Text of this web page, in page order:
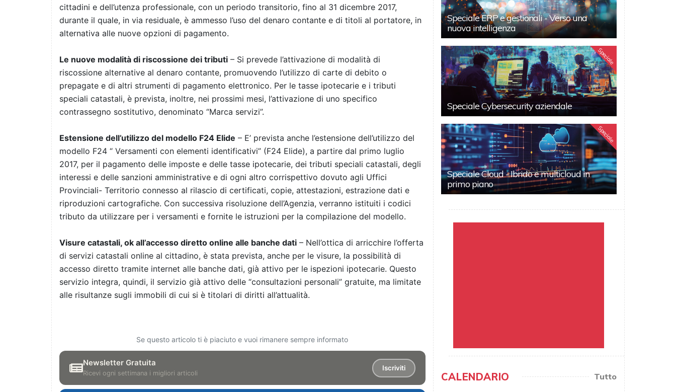
cittadini e dell’utenza professionale, con un periodo transitorio, fino al 31 dicembre 2017,
durante il quale, in via residuale, è ammesso l’uso del denaro contante e di titoli al portatore, in
alternativa alle nuove opzioni di pagamento.
Le nuove modalità di riscossione dei tributi – Si prevede l’attivazione di modalità di
riscossione alternative al denaro contante, promuovendo l’utilizzo di carte di debito o
prepagate e di altri strumenti di pagamento elettronico. Per le tasse ipotecarie e i tributi
speciali catastali, è prevista, inoltre, nei prossimi mesi, l’attivazione di uno specifico
contrassegno sostitutivo, denominato “Marca servizi”.
Estensione dell’utilizzo del modello F24 Elide – E’ prevista anche l’estensione dell’utilizzo del
modello F24 “ Versamenti con elementi identificativi” (F24 Elide), a partire dal primo luglio
2017, per il pagamento delle imposte e delle tasse ipotecarie, dei tributi speciali catastali, degli
interessi e delle sanzioni amministrative e di ogni altro corrispettivo dovuto agli Uffici
Provinciali- Territorio connesso al rilascio di certificati, copie, attestazioni, estrazione dati e
riproduzioni cartografiche. Con successiva risoluzione dell’Agenzia, verranno istituiti i codici
tributo da utilizzare per i versamenti e fornite le istruzioni per la compilazione del modello.
Visure catastali, ok all’accesso diretto online alle banche dati – Nell’ottica di arricchire l’offerta
di servizi catastali online al cittadino, è stata prevista, anche per le visure, la possibilità di
accesso diretto tramite internet alle banche dati, già attivo per le ispezioni ipotecarie. Questo
servizio integra, quindi, il servizio già attivo delle “consultazioni personali” gratuite, ma limitate
alle risultanze sugli immobili di cui si è titolari di diritti all’attualità.
Se questo articolo ti è piaciuto e vuoi rimanere sempre informato
Newsletter Gratuita
Ricevi ogni settimana i migliori articoli
Iscriviti
Speciale ERP e gestionali - Verso una
nuova intelligenza
Speciale
Speciale Cybersecurity aziendale
Speciale
Speciale Cloud - Ibrido e multicloud in
primo piano
CALENDARIO Tutto